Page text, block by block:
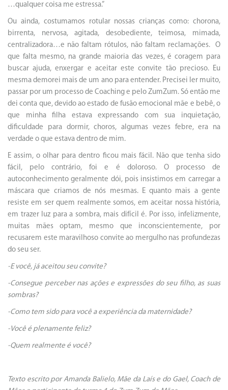
…qualquer coisa me estressa.”
Ou ainda, costumamos rotular nossas crianças como: chorona,
birrenta, nervosa, agitada, desobediente, teimosa, mimada,
centralizadora…e não faltam rótulos, não faltam reclamações. O
que falta mesmo, na grande maioria das vezes, é coragem para
buscar ajuda, enxergar e aceitar este convite tão precioso. Eu
mesma demorei mais de um ano para entender. Precisei ler muito,
passar por um processo de Coaching e pelo ZumZum. Só então me
dei conta que, devido ao estado de fusão emocional mãe e bebê, o
que minha filha estava expressando com sua inquietação,
dificuldade para dormir, choros, algumas vezes febre, era na
verdade o que estava dentro de mim.
E assim, o olhar para dentro ficou mais fácil. Não que tenha sido
fácil, pelo contrário, foi e é doloroso. O processo de
autoconhecimento geralmente dói, pois insistimos em carregar a
máscara que criamos de nós mesmas. E quanto mais a gente
resiste em ser quem realmente somos, em aceitar nossa história,
em trazer luz para a sombra, mais difícil é. Por isso, infelizmente,
muitas mães optam, mesmo que inconscientemente, por
recusarem este maravilhoso convite ao mergulho nas profundezas
do seu ser.
-E você, já aceitou seu convite?
-Consegue perceber nas ações e expressões do seu filho, as suas
sombras?
-Como tem sido para você a experiência da maternidade?
-Você é plenamente feliz?
-Quem realmente é você?
Texto escrito por Amanda Balielo, Mãe da Laís e do Gael, Coach de